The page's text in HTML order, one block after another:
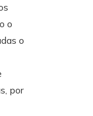
o
o
por